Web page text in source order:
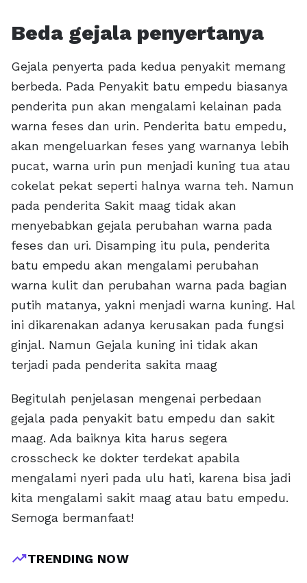
Beda gejala penyertanya
Gejala penyerta pada kedua penyakit memang
berbeda. Pada Penyakit batu empedu biasanya
penderita pun akan mengalami kelainan pada
warna feses dan urin. Penderita batu empedu,
akan mengeluarkan feses yang warnanya lebih
pucat, warna urin pun menjadi kuning tua atau
cokelat pekat seperti halnya warna teh. Namun
pada penderita Sakit maag tidak akan
menyebabkan gejala perubahan warna pada
feses dan uri. Disamping itu pula, penderita
batu empedu akan mengalami perubahan
warna kulit dan perubahan warna pada bagian
putih matanya, yakni menjadi warna kuning. Hal
ini dikarenakan adanya kerusakan pada fungsi
ginjal. Namun Gejala kuning ini tidak akan
terjadi pada penderita sakita maag
Begitulah penjelasan mengenai perbedaan
gejala pada penyakit batu empedu dan sakit
maag. Ada baiknya kita harus segera
crosscheck ke dokter terdekat apabila
mengalami nyeri pada ulu hati, karena bisa jadi
kita mengalami sakit maag atau batu empedu.
Semoga bermanfaat!
trending_upTRENDING NOW